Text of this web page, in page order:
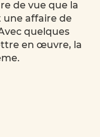
de vue que la
affaire de
quelques
en œuvre, la